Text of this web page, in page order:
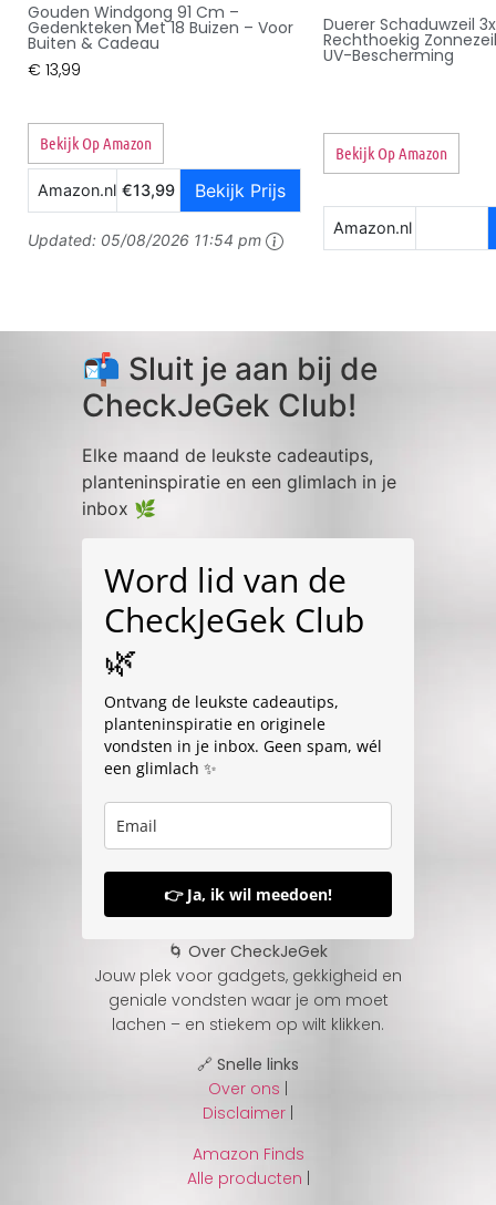
Gouden Windgong 91 Cm –
Gedenkteken Met 18 Buizen – Voor
Buiten & Cadeau
€ 13,99
Bekijk Op Amazon
Amazon.nl €13,99 Bekijk Prijs
Updated: 05/08/2026 11:54 pm
Duerer Schaduwzeil
Rechthoekig
UV-Bescherming
Bekijk Op Amazon
Amazon.nl
📬 Sluit je aan bij de
CheckJeGek Club!
Elke maand de leukste cadeautips,
planteninspiratie en een glimlach in je
inbox 🌿
Word lid van de
CheckJeGek Club
🌿
Ontvang de leukste cadeautips,
planteninspiratie en originele
vondsten in je inbox. Geen spam, wél
een glimlach ✨
👉 Ja, ik wil meedoen!
🌀 Over CheckJeGek
Jouw plek voor gadgets, gekkigheid en
geniale vondsten waar je om moet
lachen – en stiekem op wilt klikken.
🔗 Snelle links
Over ons
Disclaimer
Amazon Finds
Alle producten |